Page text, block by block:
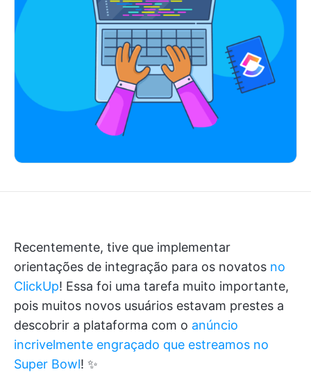
Recentemente, tive que implementar
orientações de integração para os novatos no
ClickUp! Essa foi uma tarefa muito importante,
pois muitos novos usuários estavam prestes a
descobrir a plataforma com o anúncio
incrivelmente engraçado que estreamos no
Super Bowl! ✨